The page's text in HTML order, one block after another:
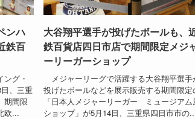
ンハ
鉄百
グ・
、三重
期間限
欧...
大谷翔平選手が投げたボールも、
鉄百貨店四日市店で期間限定メジ
ーリーガーショップ
メジャーリーグで活躍する大谷翔平選手
投げたボールなどを展示販売する期間限定
「日本人メジャーリーガー ミュージアム
ショップ」が5月14日、三重県四日市市の